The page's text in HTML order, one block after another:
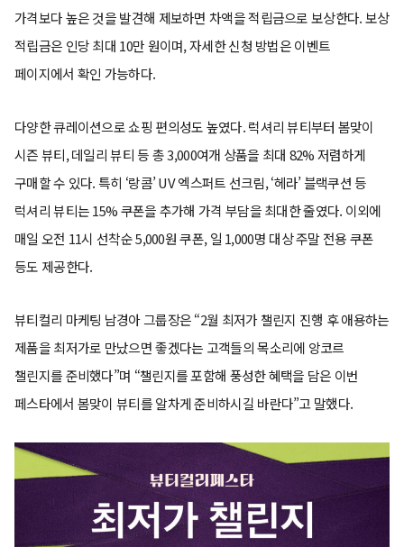
가격보다 높은 것을 발견해 제보하면 차액을 적립금으로 보상한다. 보상
적립금은 인당 최대 10만 원이며, 자세한 신청 방법은 이벤트
페이지에서 확인 가능하다.
다양한 큐레이션으로 쇼핑 편의성도 높였다. 럭셔리 뷰티부터 봄맞이
시즌 뷰티, 데일리 뷰티 등 총 3,000여개 상품을 최대 82% 저렴하게
구매할 수 있다. 특히 ‘랑콤’ UV 엑스퍼트 선크림, ‘헤라’ 블랙쿠션 등
럭셔리 뷰티는 15% 쿠폰을 추가해 가격 부담을 최대한 줄였다. 이외에
매일 오전 11시 선착순 5,000원 쿠폰, 일 1,000명 대상 주말 전용 쿠폰
등도 제공한다.
뷰티컬리 마케팅 남경아 그룹장은 “2월 최저가 챌린지 진행 후 애용하는
제품을 최저가로 만났으면 좋겠다는 고객들의 목소리에 앙코르
챌린지를 준비했다”며 “챌린지를 포함해 풍성한 혜택을 담은 이번
페스타에서 봄맞이 뷰티를 알차게 준비하시길 바란다”고 말했다.